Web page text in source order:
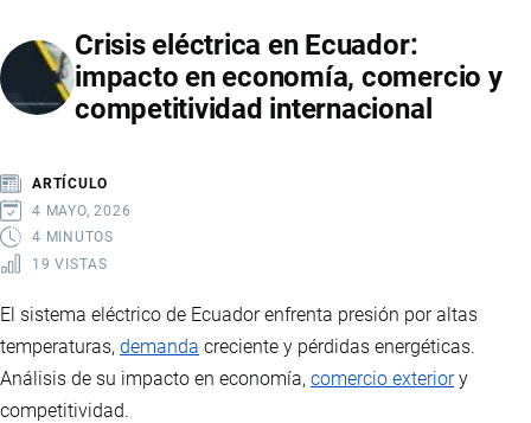
EN
2025:
ACUERDOS
RÉCORD
Y
CRECIMIENTO
Crisis eléctrica en Ecuador:
impacto en economía, comercio y
competitividad internacional
ARTÍCULO
4 MAYO, 2026
4 MINUTOS
19 VISTAS
El sistema eléctrico de Ecuador enfrenta presión por altas
temperaturas, demanda creciente y pérdidas energéticas.
Análisis de su impacto en economía, comercio exteriory
competitividad.